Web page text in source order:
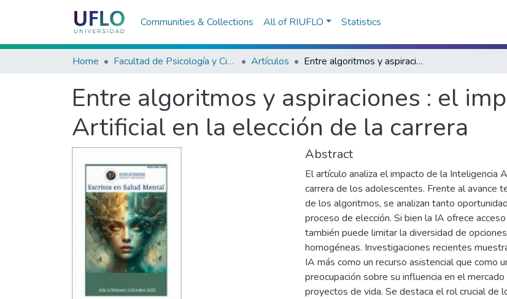
Communities & Collections All of RIUFLO Statistics
Home Facultad de Psicología y Ciencias Sociales Artículos Entre algoritmos y aspiraciones : el impacto de la Inteligencia Artificial en la elección de la carrera
Entre algoritmos y aspiraciones : el
Artificial en la elección de la carrera
Abstract
El artículo analiza el impacto de la Inteligencia
carrera de los adolescentes. Frente al avance
de los algoritmos, se analizan tanto
proceso de elección. Si bien la IA ofrece
también puede limitar la diversidad de
homogéneas. Investigaciones recientes
IA más como un recurso asistencial que como
preocupación sobre su influencia en el
proyectos de vida. Se destaca el rol crucial de